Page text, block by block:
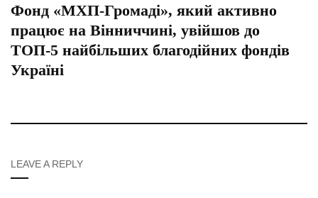
Фонд «МХП-Громаді», який активно
працює на Вінниччині, увійшов до
ТОП-5 найбільших благодійних фондів
Україні
LEAVE A REPLY